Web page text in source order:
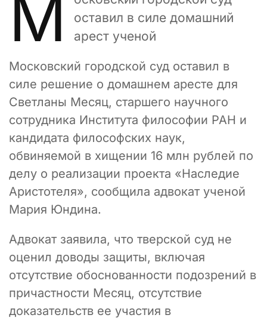
М
оставил в силе домашний
арест ученой
Московский городской суд оставил в
силе решение о домашнем аресте для
Светланы Месяц, старшего научного
сотрудника Института философии РАН и
кандидата философских наук,
обвиняемой в хищении 16 млн рублей по
делу о реализации проекта «Наследие
Аристотеля», сообщила адвокат ученой
Мария Юндина.
Адвокат заявила, что тверской суд не
оценил доводы защиты, включая
отсутствие обоснованности подозрений в
причастности Месяц, отсутствие
доказательств ее участия в